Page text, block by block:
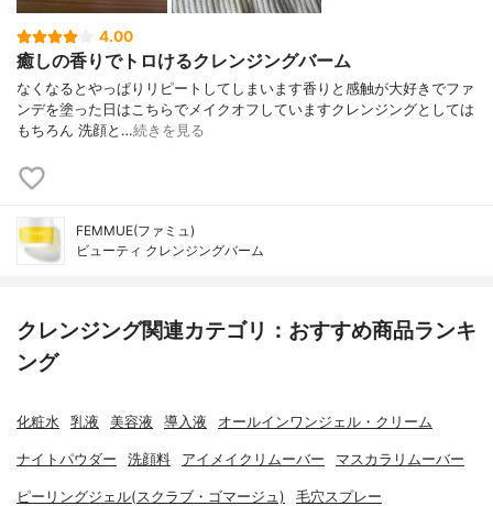
4.00
癒しの香りでトロけるクレンジングバーム
なくなるとやっぱりリピートしてしまいます香りと感触が大好きでファ
ンデを塗った日はこちらでメイクオフしていますクレンジングとしては
もちろん 洗顔と…続きを見る
FEMMUE(ファミュ)
ビューティ クレンジングバーム
クレンジング関連カテゴリ：おすすめ商品ランキ
ング
化粧水 乳液 美容液 導入液 オールインワンジェル・クリーム
ナイトパウダー 洗顔料 アイメイクリムーバー マスカラリムーバー
ピーリングジェル(スクラブ・ゴマージュ) 毛穴スプレー